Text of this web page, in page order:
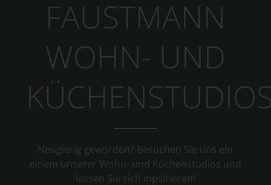
FAUSTMANN
WOHN- UND
Neugierig geworden? Besuchen Sie uns ein
einem unserer Wohn- und Küchenstudios und
lassen Sie sich inpsirieren!